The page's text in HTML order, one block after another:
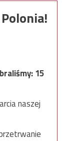
15
naszej